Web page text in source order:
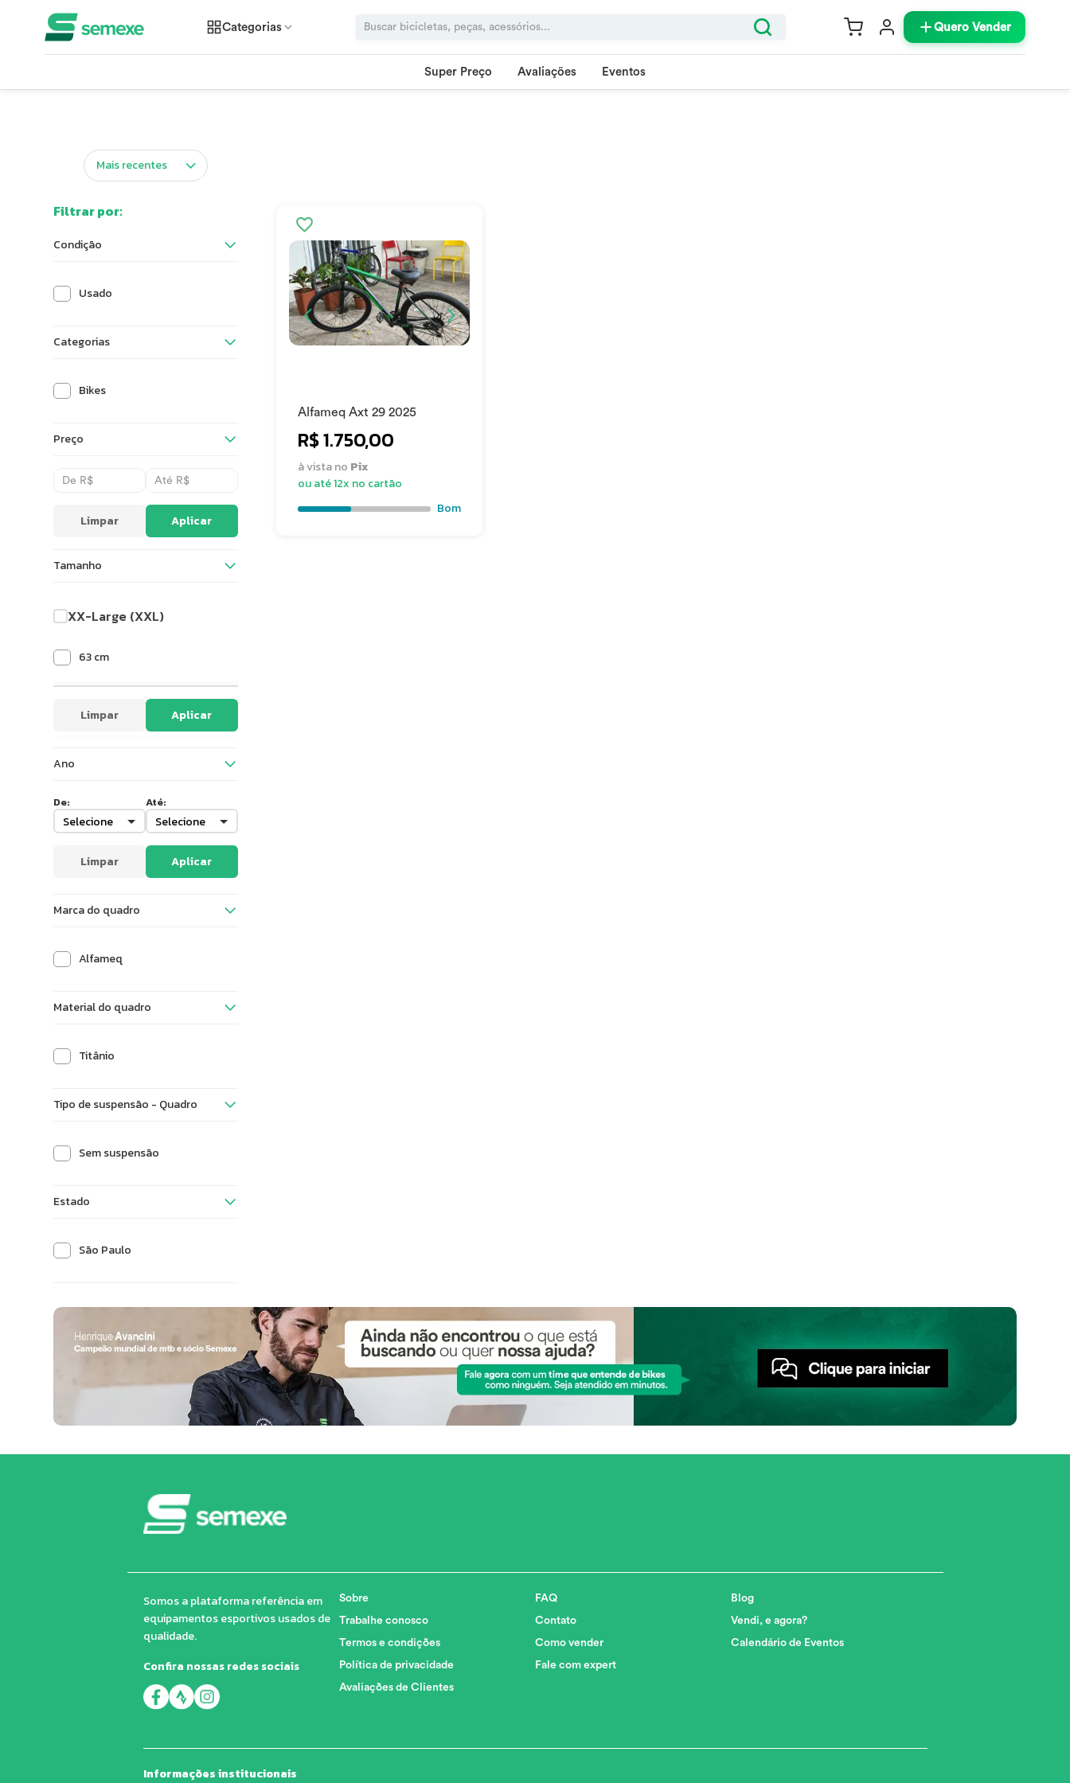
Categorias Quero Vender
Super Preço Avaliações Eventos
Filtrar por:
Condição
Usado
Categorias
Bikes
Preço
Limpar Aplicar
Tamanho
XX-Large (XXL)
63 cm
Limpar Aplicar
Ano
De: Até:
Limpar Aplicar
Marca do quadro
Alfameq
Material do quadro
Titânio
Tipo de suspensão - Quadro
Sem suspensão
Estado
São Paulo
Alfameq Axt 29 2025
R$ 1.750,00
à vista no Pix
ou até 12x no cartão
Bom
Somos a plataforma referência em
equipamentos esportivos usados de
qualidade.
Confira nossas redes sociais
Sobre
Trabalhe conosco
Termos e condições
Política de privacidade
Avaliações de Clientes
FAQ
Contato
Como vender
Fale com expert
Blog
Vendi, e agora?
Calendário de Eventos
Informações institucionais